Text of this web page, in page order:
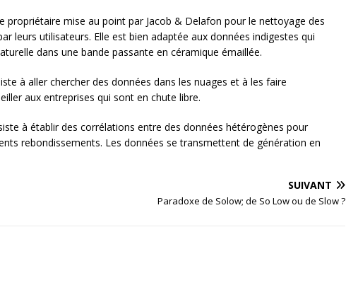
propriétaire mise au point par Jacob & Delafon pour le nettoyage des
leurs utilisateurs. Elle est bien adaptée aux données indigestes qui
dans une bande passante en céramique émaillée.
à aller chercher des données dans les nuages et à les faire
aux entreprises qui sont en chute libre.
à établir des corrélations entre des données hétérogènes pour
rebondissements. Les données se transmettent de génération en
SUIVANT
Paradoxe de Solow; de So Low ou de Slow ?